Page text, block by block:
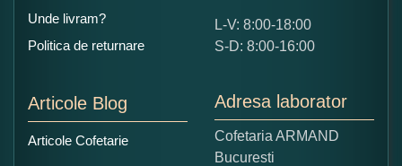
Ce nota acordati acestui produs?
5
Copiati alaturi numarul din imagine:
Unde livram?
Politica de returnare
Articole Blog
Articole Cofetarie
L-V: 8:00-18:00
S-D: 8:00-16:00
Adresa laborator
Cofetaria ARMAND
Bucuresti